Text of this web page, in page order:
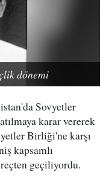
dönemi
Sovyetler
karar vererek
Birliği'ne karşı
kapsamlı
geçiliyordu.